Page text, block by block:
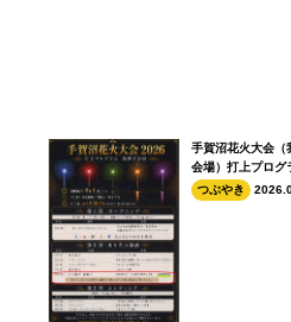
手賀沼花火大会（
会場）打上プログ
つぶやき